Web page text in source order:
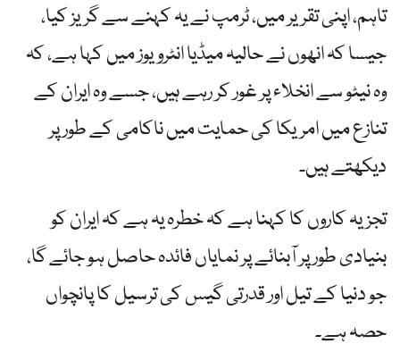
تاہم، اپنی تقریر میں، ٹرمپ نے یہ کہنے سے گریز کیا،
جیسا کہ انھوں نے حالیہ میڈیا انٹرویوز میں کہا ہے، کہ
وہ نیٹو سے انخلاء پر غور کر رہے ہیں، جسے وہ ایران کے
تنازع میں امریکا کی حمایت میں ناکامی کے طور پر
دیکھتے ہیں۔
تجزیہ کاروں کا کہنا ہے کہ خطرہ یہ ہے کہ ایران کو
بنیادی طور پر آبنائے پر نمایاں فائدہ حاصل ہو جائے گا،
جو دنیا کے تیل اور قدرتی گیس کی ترسیل کا پانچواں
حصہ ہے۔